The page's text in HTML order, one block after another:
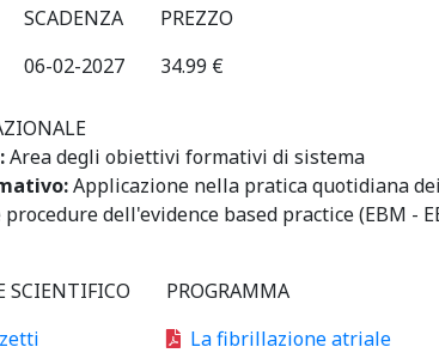
SCADENZA
06-02-2027
PREZZO
34.99 €
Area degli obiettivi formativi di sistema
Applicazione nella pratica quotidiana dei
dell'evidence based practice (EBM -
SCIENTIFICO
PROGRAMMA
La fibrillazione atriale